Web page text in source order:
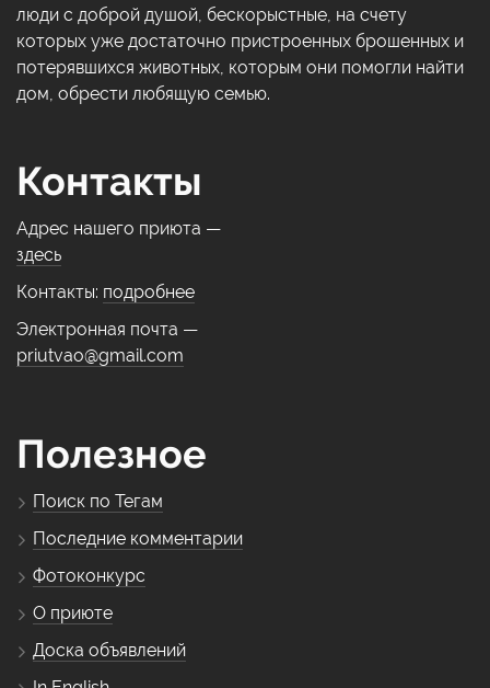
люди с доброй душой, бескорыстные, на счету
которых уже достаточно пристроенных брошенных и
потерявшихся животных, которым они помогли найти
дом, обрести любящую семью.
Контакты
Адрес нашего приюта —
здесь
Контакты: подробнее
Электронная почта —
priutvao@gmail.com
Полезное
Поиск по Тегам
Последние комментарии
Фотоконкурс
О приюте
Доска объявлений